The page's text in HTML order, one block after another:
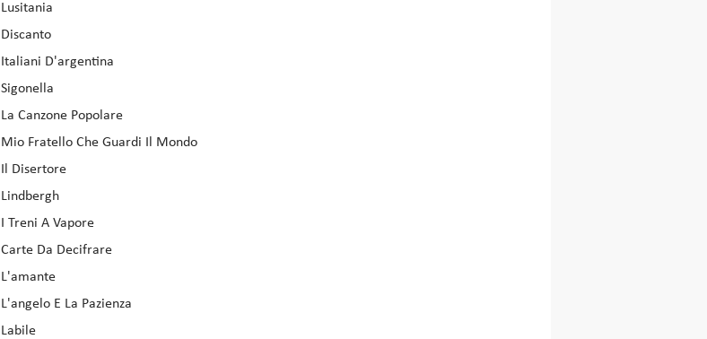
Lusitania
Discanto
Italiani D'argentina
Sigonella
La Canzone Popolare
Mio Fratello Che Guardi Il Mondo
Il Disertore
Lindbergh
I Treni A Vapore
Carte Da Decifrare
L'amante
L'angelo E La Pazienza
Labile